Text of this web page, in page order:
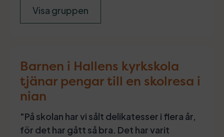
Visa gruppen
Barnen i Hallens kyrkskola
tjänar pengar till en skolresa i
nian
"På skolan har vi sålt delikatesser i flera år,
för det har gått så bra. Det har varit